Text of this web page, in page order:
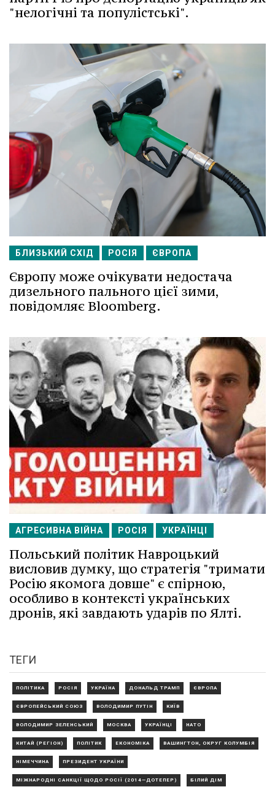
"нелогічні та популістські".
БЛИЗЬКИЙ СХІД РОСІЯ ЄВРОПА
Європу може очікувати недостача
дизельного пального цієї зими,
повідомляє Bloomberg.
АГРЕСИВНА ВІЙНА РОСІЯ УКРАЇНЦІ
Польський політик Навроцький
висловив думку, що стратегія "тримати
Росію якомога довше" є спірною,
особливо в контексті українських
дронів, які завдають ударів по Ялті.
ТЕГИ
ПОЛІТИКА РОСІЯ УКРАЇНА ДОНАЛЬД ТРАМП ЄВРОПА
ЄВРОПЕЙСЬКИЙ СОЮЗ ВОЛОДИМИР ПУТІН КИЇВ
ВОЛОДИМИР ЗЕЛЕНСЬКИЙ МОСКВА УКРАЇНЦІ НАТО
КИТАЙ (РЕГІОН) ПОЛІТИК ЕКОНОМІКА ВАШИНГТОН, ОКРУГ КОЛУМБІЯ
НІМЕЧЧИНА ПРЕЗИДЕНТ УКРАЇНИ
МІЖНАРОДНІ САНКЦІЇ ЩОДО РОСІЇ (2014—ДОТЕПЕР) БІЛИЙ ДІМ